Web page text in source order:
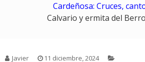
Cardeñosa: Cruces,
Calvario y ermita del
Javier 11 diciembre, 2024